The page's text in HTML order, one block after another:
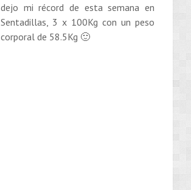
dejo mi récord de esta semana en
Sentadillas, 3 x 100Kg con un peso
corporal de 58.5Kg 🙂